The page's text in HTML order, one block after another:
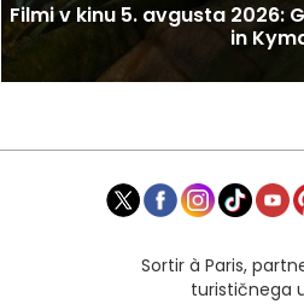
Filmi v kinu 5. avgusta 2026:
in
Sortir à Paris,
turističnega